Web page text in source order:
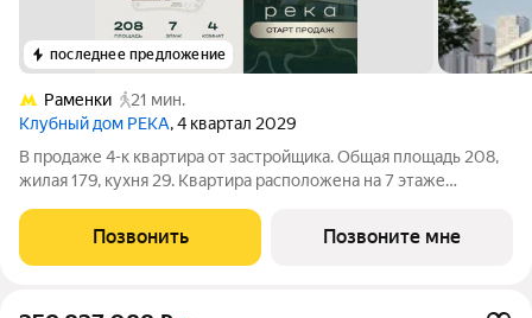
последнее предложение
Раменки
21 мин.
Клубный дом РЕКА, 4 квартал 2029
В продаже 4-к квартира от застройщика. Общая площадь 208,
жилая 179, кухня 29. Квартира расположена на 7 этаже
кв. 2029 года. Высота потолка до 3.65 метра в квартирах и до
4,5 м в
Позвонить Позвоните мне